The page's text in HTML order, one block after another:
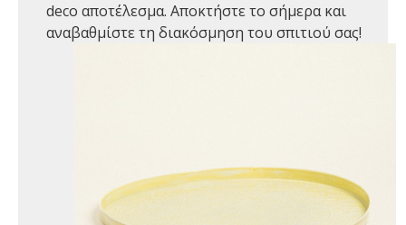
deco αποτέλεσμα. Αποκτήστε το σήμερα και
αναβαθμίστε τη διακόσμηση του σπιτιού σας!